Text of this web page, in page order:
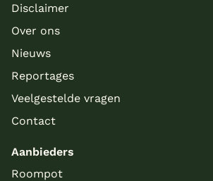
Disclaimer
Over ons
Nieuws
Reportages
Veelgestelde vragen
Contact
Aanbieders
Roompot